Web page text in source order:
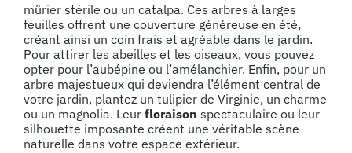
mûrier stérile ou un catalpa. Ces arbres à larges
feuilles offrent une couverture généreuse en été,
créant ainsi un coin frais et agréable dans le jardin.
Pour attirer les abeilles et les oiseaux, vous pouvez
opter pour l’aubépine ou l’amélanchier. Enfin, pour un
arbre majestueux qui deviendra l’élément central de
votre jardin, plantez un tulipier de Virginie, un charme
ou un magnolia. Leur floraison spectaculaire ou leur
silhouette imposante créent une véritable scène
naturelle dans votre espace extérieur.